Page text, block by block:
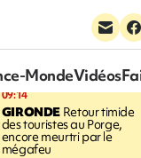
MondeVidéos
09:14
GIRONDE Retour timide
des touristes au Porge,
encore meurtri par le
mégafeu